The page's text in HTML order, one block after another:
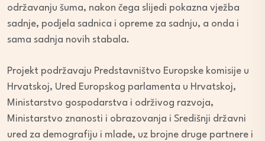
održavanju šuma, nakon čega slijedi pokazna vježba
sadnje, podjela sadnica i opreme za sadnju, a onda i
sama sadnja novih stabala.
Projekt podržavaju Predstavništvo Europske komisije u
Hrvatskoj, Ured Europskog parlamenta u Hrvatskoj,
Ministarstvo gospodarstva i održivog razvoja,
Ministarstvo znanosti i obrazovanja i Središnji državni
ured za demografiju i mlade, uz brojne druge partnere i